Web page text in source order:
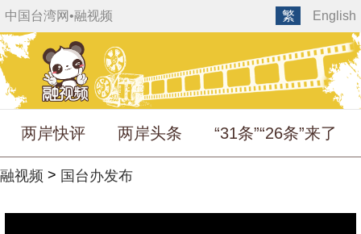
中国台湾网•融视频 English
繁
两岸快评 两岸头条 “31条”“26条”来了
融视频 > 国台办发布